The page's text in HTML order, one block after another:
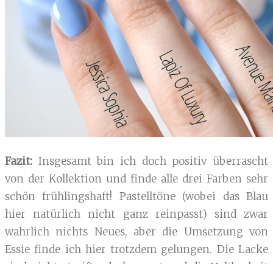
Fazit: Insgesamt bin ich doch positiv überrascht
von der Kollektion und finde alle drei Farben sehr
schön frühlingshaft! Pastelltöne (wobei das Blau
hier natürlich nicht ganz reinpasst) sind zwar
wahrlich nichts Neues, aber die Umsetzung von
Essie finde ich hier trotzdem gelungen. Die Lacke